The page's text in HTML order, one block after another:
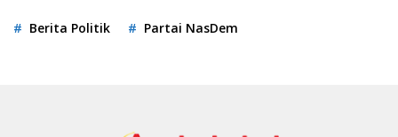
Berita Politik Partai NasDem